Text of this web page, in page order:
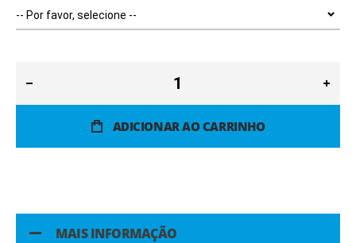
ADICIONAR AO CARRINHO
MAIS INFORMAÇÃO